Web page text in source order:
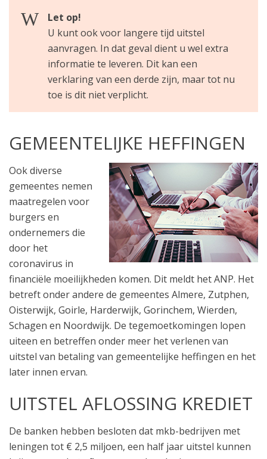
Let op!
U kunt ook voor langere tijd uitstel
aanvragen. In dat geval dient u wel extra
informatie te leveren. Dit kan een
verklaring van een derde zijn, maar tot nu
toe is dit niet verplicht.
GEMEENTELIJKE HEFFINGEN
Ook diverse
gemeentes nemen
maatregelen voor
burgers en
ondernemers die
door het
coronavirus in
financiële moeilijkheden komen. Dit meldt het ANP. Het
betreft onder andere de gemeentes Almere, Zutphen,
Oisterwijk, Goirle, Harderwijk, Gorinchem, Wierden,
Schagen en Noordwijk. De tegemoetkomingen lopen
uiteen en betreffen onder meer het verlenen van
uitstel van betaling van gemeentelijke heffingen en het
later innen ervan.
UITSTEL AFLOSSING KREDIET
De banken hebben besloten dat mkb-bedrijven met
leningen tot € 2,5 miljoen, een half jaar uitstel kunnen